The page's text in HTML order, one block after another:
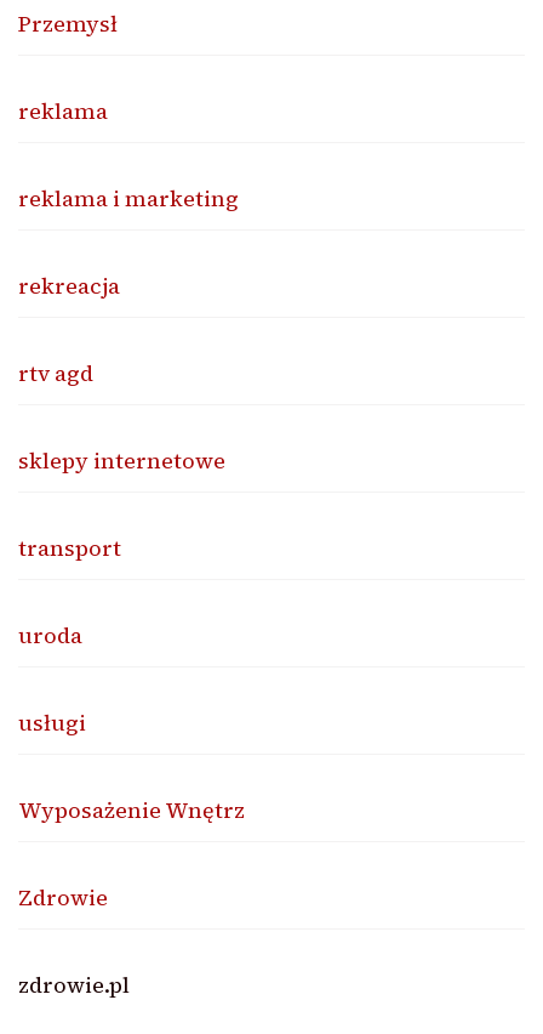
Przemysł
reklama
reklama i marketing
rekreacja
rtv agd
sklepy internetowe
transport
uroda
usługi
Wyposażenie Wnętrz
Zdrowie
zdrowie.pl